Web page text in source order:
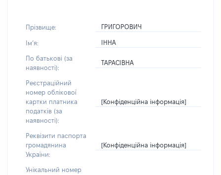
Прізвище: ГРИГОРОВИЧ
Імʼя: ІННА
По батькові (за
наявності):
ТАРАСІВНА
Реєстраційний
номер облікової
картки платника
податків (за
наявності):
[Конфіденційна інформація]
Реквізити паспорта
громадянина
України:
[Конфіденційна інформація]
Унікальний номер